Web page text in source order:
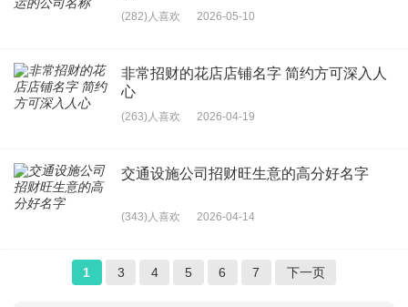
(282)人喜欢 2026-05-10
非常招财的花店店铺名字 简约方可深入人
心
(263)人喜欢 2026-04-19
交通设施公司招财旺生意的高分好名字
(343)人喜欢 2026-04-14
1 3 4 5 6 7 下一页